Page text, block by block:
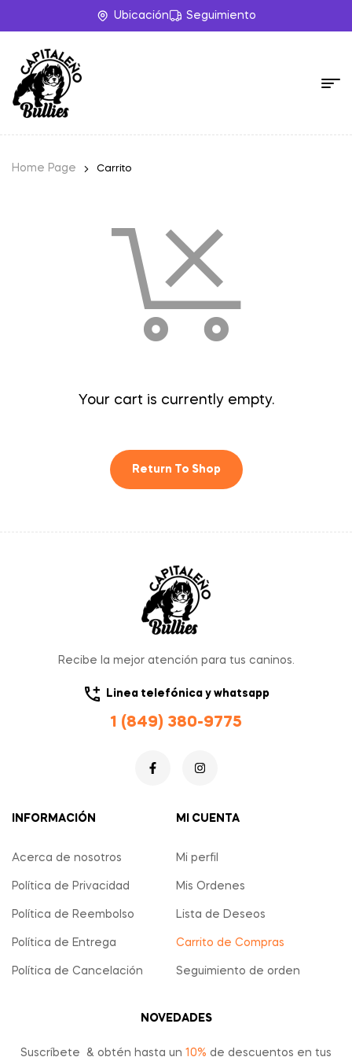
Ubicación Seguimiento
Home Page Carrito
Your cart is currently empty.
Return To Shop
Recibe la mejor atención para tus caninos.
Linea telefónica y whatsapp
1 (849) 380-9775
INFORMACIÓN
Acerca de nosotros
Política de Privacidad
Política de Reembolso
Política de Entrega
Política de Cancelación
MI CUENTA
Mi perfil
Mis Ordenes
Lista de Deseos
Carrito de Compras
Seguimiento de orden
NOVEDADES
Suscríbete & obtén hasta un 10% de descuentos en tus